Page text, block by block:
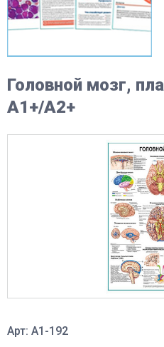
Головной мозг,
А1+/А2+
Арт: A1-192